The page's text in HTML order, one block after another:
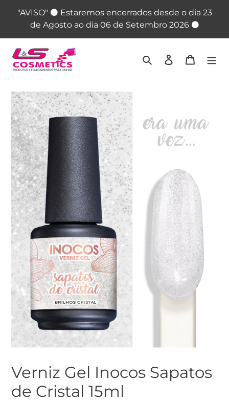
Conteúdo
"AVISO" ⚫ Estaremos encerrados desde o dia 23
de Agosto ao dia 06 de Setembro 2026 ⚫
PesquisarIniciar sessão
Carrinho
Verniz Gel Inocos Sapatos
de Cristal 15ml